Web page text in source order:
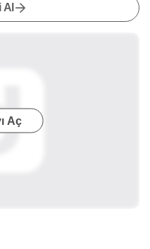
Al
Aç